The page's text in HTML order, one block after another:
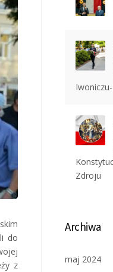
do
z
Zdroju
Archiwa
maj 2024